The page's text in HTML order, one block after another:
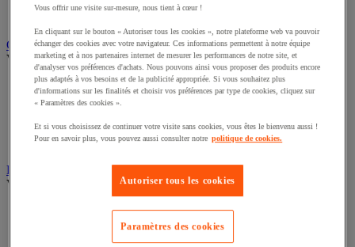
Classeur, intercalaire et pochette
Cloison et mobilier acoustique
Voir toute la catégorie
Cloison acoustique
Cloison anti-projection
Écran de séparation pour bureau
Mobilier acoustique
Décoration
Voir toute la catégorie
Cadre et système de fixation
Carte géographique
Décoration de fêtes
Vous offrir une visite sur-mesure, nous tient à cœur !
En cliquant sur le bouton « Autoriser tous les cookies », notre plateforme web va pouvoir
échanger des cookies avec votre navigateur. Ces informations permettent à notre équipe
marketing et à nos partenaires internet de mesurer les performances de notre site, et
d'analyser vos préférences d'achats. Nous pouvons ainsi vous proposer des produits encore
plus adaptés à vos besoins et de la publicité appropriée. Si vous souhaitez plus
d'informations sur les finalités et choisir vos préférences par type de cookies, cliquez sur
« Paramètres des cookies ».
Et si vous choisissez de continuer votre visite sans cookies, vous êtes le bienvenu aussi !
Pour en savoir plus, vous pouvez aussi consulter notre politique de cookies.
Autoriser tous les cookies
Paramètres des cookies